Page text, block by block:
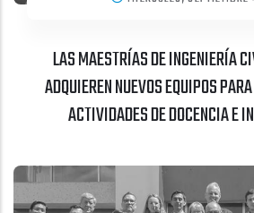
LAS MAESTRÍAS DE INGENIERÍA
ADQUIEREN NUEVOS EQUIPOS
ACTIVIDADES DE DOCENCIA E